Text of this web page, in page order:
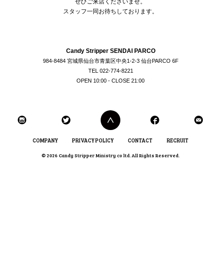
ぜひご来店くださいませ。
スタッフ一同お待ちしております。
Candy Stripper SENDAI PARCO
984-8484 宮城県仙台市青葉区中央1-2-3 仙台PARCO 6F
TEL 022-774-8221
OPEN 10:00 - CLOSE 21:00
COMPANY PRIVACY POLICY CONTACT RECRUIT
© 2026 Candy Stripper Ministry co ltd. All Rights Reserved.